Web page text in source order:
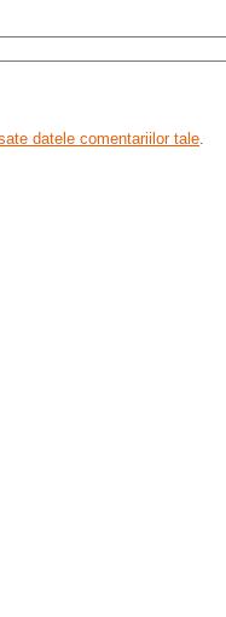
datele comentariilor tale.